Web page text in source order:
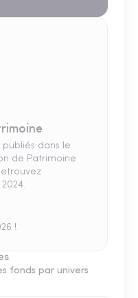
dans le
de Patrimoine
!
fonds par univers